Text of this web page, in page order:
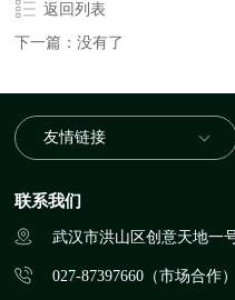
返回列表
下一篇：没有了
友情链接
联系我们
武汉市洪山区创意天地一
027-87397660（市场合作）